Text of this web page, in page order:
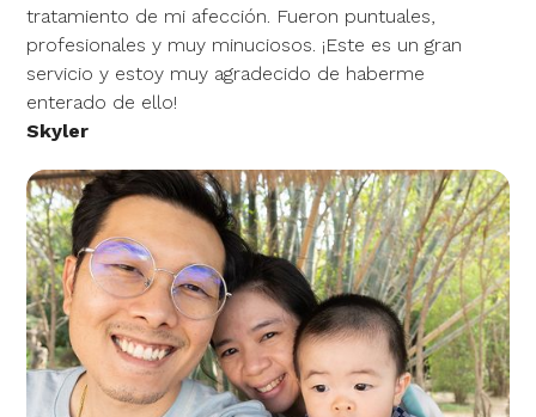
tratamiento de mi afección. Fueron puntuales,
profesionales y muy minuciosos. ¡Este es un gran
servicio y estoy muy agradecido de haberme
enterado de ello!
Skyler